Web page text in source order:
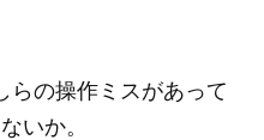
らの操作ミスがあって
いか。